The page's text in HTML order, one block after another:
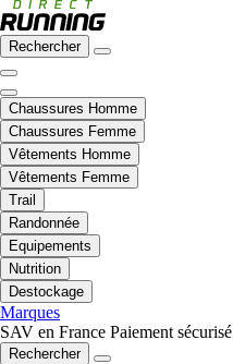
Rechercher
Chaussures Homme
Chaussures Femme
Vêtements Homme
Vêtements Femme
Trail
Randonnée
Equipements
Nutrition
Destockage
Marques
SAV en France Paiement sécurisé
Rechercher